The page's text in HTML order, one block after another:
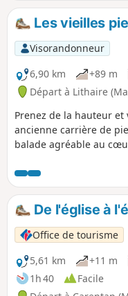
paysages moins
variés. Si vous croisez
n'hésitez pas à
notamment son marais,
et falaises de la
Les vieilles
Visorandonneur
6,90 km
+89 m
Départ à Lithaire
Prenez de la hauteur et
ancienne carrière de
balade agréable au
passerez également
les wagonnets qui
Lithaire pour rejoindre
de l'étang, vous verrez
les restes d'une allée
180° sur les alentours.
De l'église à
Office de tourisme
5,61 km
+11 m
1h 40
Facile